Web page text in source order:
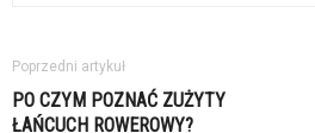
Poprzedni artykuł
PO CZYM POZNAĆ ZUŻYTY
ŁAŃCUCH ROWEROWY?